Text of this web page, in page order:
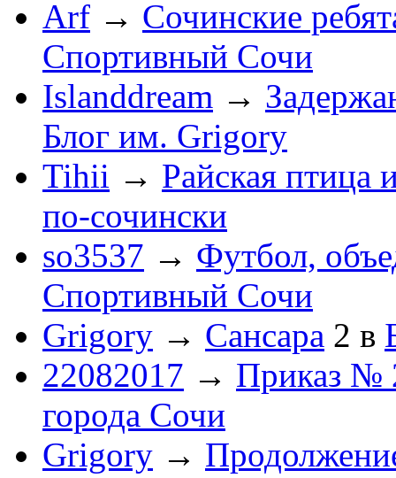
Arf → Сочинские
Спортивный Сочи
Islanddream →
Блог им. Grigory
Tihii → Райская птица
по-cочински
so3537 → Футбол,
Спортивный Сочи
Grigory → Сансара 2 в
22082017 → Приказ №
города Сочи
Grigory →